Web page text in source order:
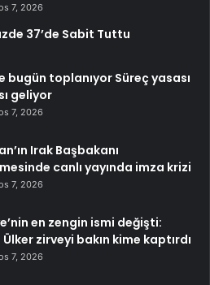
7, 2026
37’de Sabit Tuttu
bugün toplanıyor Süreç yasası
geliyor
7, 2026
Irak Başbakanı
canlı yayında imza krizi
7, 2026
en zengin ismi değişti:
zirveyi bakın kime kaptırdı
7, 2026